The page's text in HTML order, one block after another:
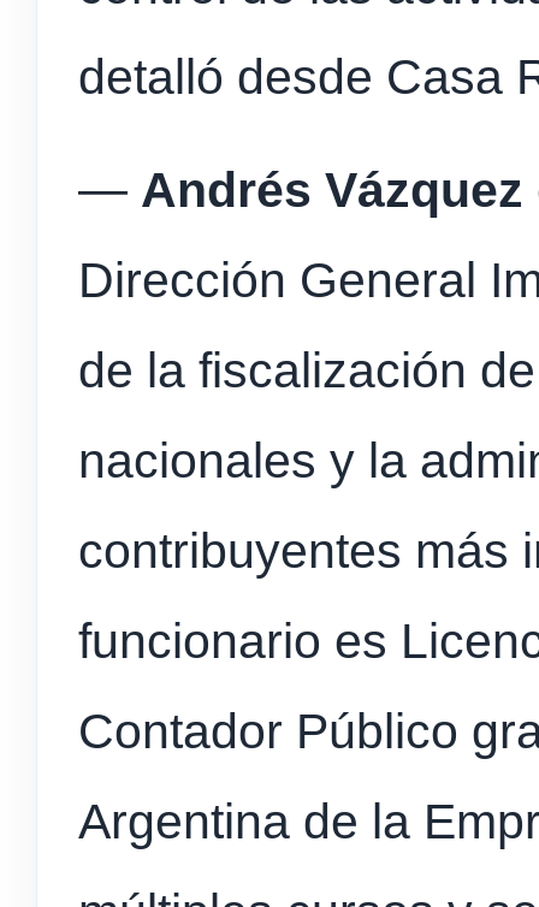
detalló desde Casa
— Andrés Vázquez
Dirección General
de la fiscalización
nacionales y la
contribuyentes más
funcionario es
Contador Público
Argentina de la